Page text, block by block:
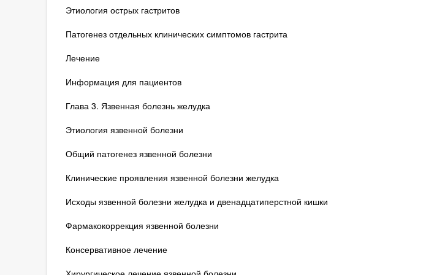
Этиология острых гастритов
Патогенез отдельных клинических симптомов гастрита
Лечение
Информация для пациентов
Глава 3. Язвенная болезнь желудка
Этиология язвенной болезни
Общий патогенез язвенной болезни
Клинические проявления язвенной болезни желудка
Исходы язвенной болезни желудка и двенадцатиперстной кишки
Фармакокоррекция язвенной болезни
Консервативное лечение